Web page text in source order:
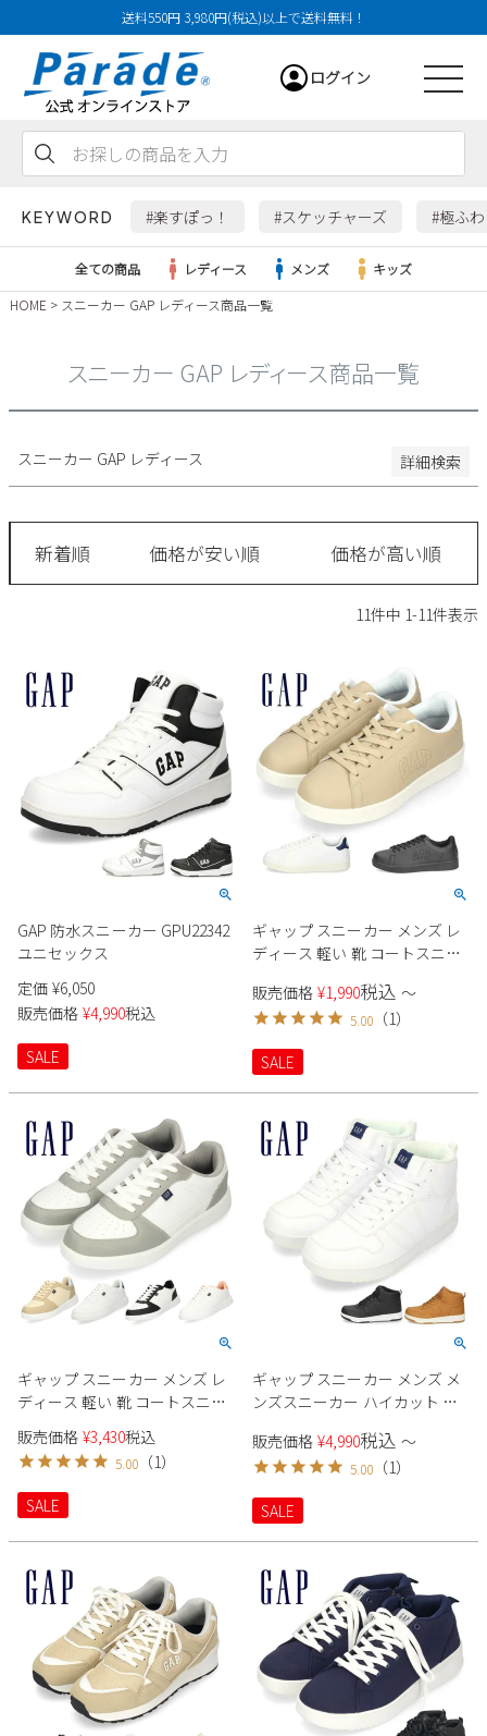
送料550円 3,980円(税込)以上で送料無料！
ログイン
KEYWORD #楽すぽっ！ #スケッチャーズ #極ふ
すべての商品
レインシューズ
ローファー
カジュアルシューズ
ワークシューズ
ウェア
Parade
SKECHERS
moz
new balance
puma
すべての商品
サンダル
スニーカー
ビジネス・ドレスシューズ
ローファー
カジュアルシューズ
ブーツ
ウェア
SKECHERS
GAP
EDWIN
new balance
レインシューズ
スニーカー
スクール
フォーマル
Parade
SKECHERS
asics
瞬足
すべての商品
レディース新入荷
メンズ新入荷
キッズ新入荷
すべての商品
レディースSALE
メンズSALE
すべての商品
リュック
ボディバッグ
ビジネスバッグ
ショルダーバッグ
財布
ケア用品
雑貨
詳細検索
店舗一覧
ご利用ガイド
お問い合わせ
メルマガ購買
営業日カレンダー
2026 年8月
日 月 木 金
2
9
13
23
27 28
29
31
2026 年9月
日 月 火 木 金
土
3 4
5
全ての商品 レディース メンズ
キッズ
HOME
スニーカー GAP レディース商品一覧
スニーカー GAP レディース商品一覧
スニーカー GAP レディース 詳細検索
29cm
29.5cm
31cm
32cm
特徴
防水・撥水
検索
新着順 価格が安い順 価格が高い順
11件中 1-11件表示
GAP 防水スニーカー GPU22342
ユニセックス
定価 ¥6,050
販売価格 ¥4,990税込
SALE
ギャップ スニーカー メンズ レ
ディース 軽い 靴 コートスニー
GPU12316 ベージュ 黒 ローカッ
ト軽量 クッション性
販売価格 ¥1,990税込 〜
5.00 （1）
SALE
ギャップ スニーカー メンズ レ
ディース 軽い 靴 コートスニー
カー ホワイト ブラック GAP
GPU12402 ベージュ グレー オレ
ンジ 黒 軽量 クッション性
販売価格 ¥3,430税込
5.00 （1）
SALE
ギャップ スニーカー メンズ メ
ンズスニーカー ハイカット 防
GPU22206 ホワイト 白 ブラック
黒 ウィート
販売価格 ¥4,990税込 〜
5.00 （1）
SALE